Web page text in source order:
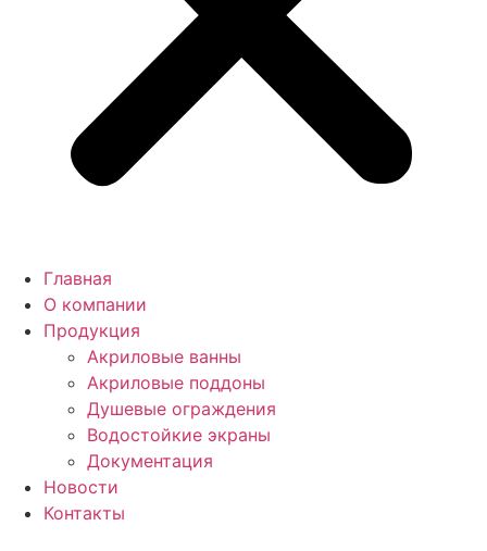
Главная
О компании
Продукция
Акриловые ванны
Акриловые поддоны
Душевые ограждения
Водостойкие экраны
Документация
Новости
Контакты